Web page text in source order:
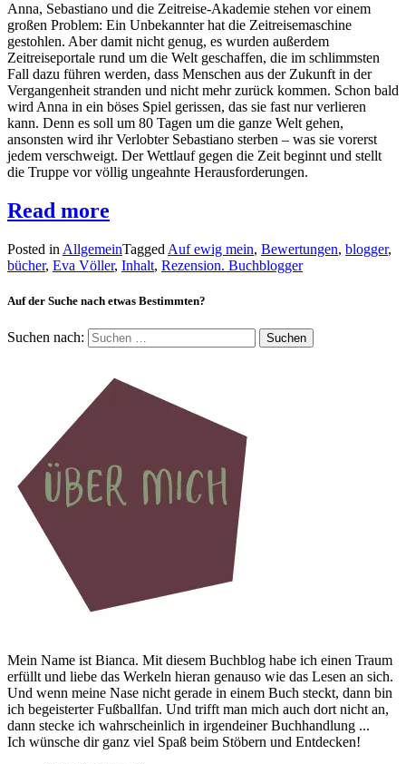
Anna, Sebastiano und die Zeitreise-Akademie stehen vor einem
großen Problem: Ein Unbekannter hat die Zeitreisemaschine
gestohlen. Aber damit nicht genug, es wurden außerdem
Zeitreiseportale rund um die Welt geschaffen, die im schlimmsten
Fall dazu führen werden, dass Menschen aus der Zukunft in der
Vergangenheit stranden und nicht mehr zurück kommen. Schon bald
wird Anna in ein böses Spiel gerissen, das sie fast nur verlieren
kann. Denn es soll um 80 Tagen um die ganze Welt gehen,
ansonsten wird ihr Verlobter Sebastiano sterben – was sie vorerst
jedem verschweigt. Der Wettlauf gegen die Zeit beginnt und stellt
die Truppe vor völlig ungeahnte Herausforderungen.
Read more
Posted in AllgemeinTagged Auf ewig mein, Bewertungen, blogger,
bücher, Eva Völler, Inhalt, Rezension. Buchblogger
Auf der Suche nach etwas Bestimmten?
Suchen nach:
Mein Name ist Bianca. Mit diesem Buchblog habe ich einen Traum
erfüllt und liebe das Werkeln hieran genauso wie das Lesen an sich.
Und wenn meine Nase nicht gerade in einem Buch steckt, dann bin
ich begeisterter Fußballfan. Und trifft man mich auch dort nicht an,
dann stecke ich wahrscheinlich in irgendeiner Buchhandlung ...
Ich wünsche dir ganz viel Spaß beim Stöbern und Entdecken!